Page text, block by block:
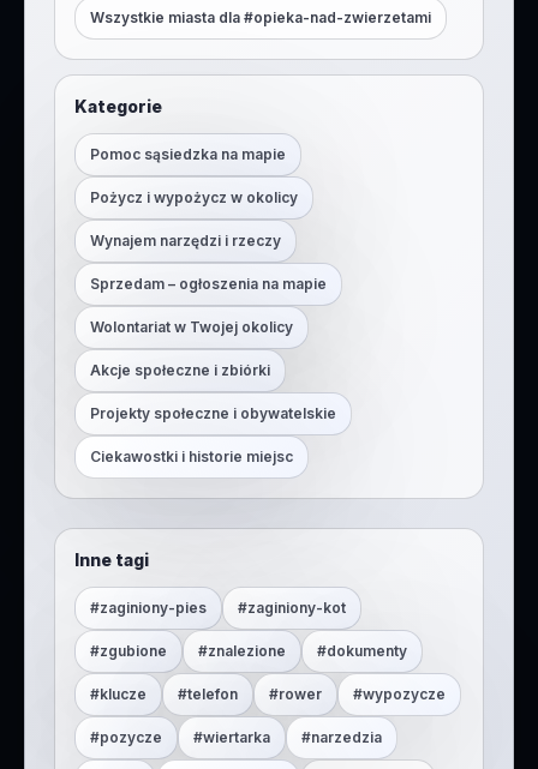
Wszystkie miasta dla #opieka-nad-zwierzetami
Kategorie
Pomoc sąsiedzka na mapie
Pożycz i wypożycz w okolicy
Wynajem narzędzi i rzeczy
Sprzedam – ogłoszenia na mapie
Wolontariat w Twojej okolicy
Akcje społeczne i zbiórki
Projekty społeczne i obywatelskie
Ciekawostki i historie miejsc
Inne tagi
#zaginiony-pies #zaginiony-kot
#zgubione #znalezione #dokumenty
#klucze #telefon #rower #wypozycze
#pozycze #wiertarka #narzedzia